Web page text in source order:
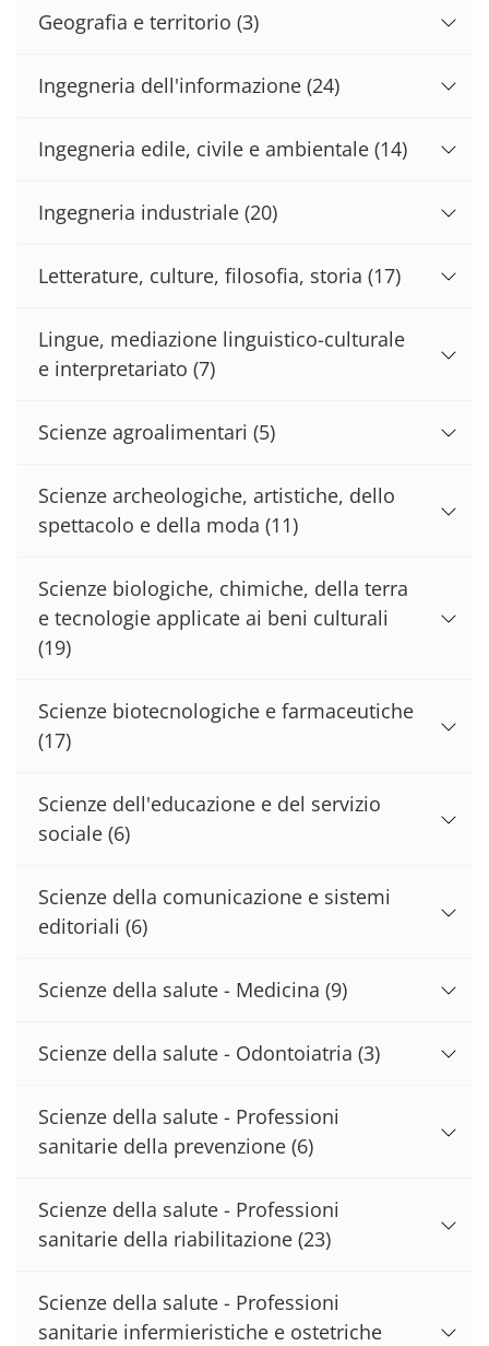
Geografia e territorio (3)
Ingegneria dell'informazione (24)
Ingegneria edile, civile e ambientale (14)
Ingegneria industriale (20)
Letterature, culture, filosofia, storia (17)
Lingue, mediazione linguistico-culturale
e interpretariato (7)
Scienze agroalimentari (5)
Scienze archeologiche, artistiche, dello
spettacolo e della moda (11)
Scienze biologiche, chimiche, della terra
e tecnologie applicate ai beni culturali
(19)
Scienze biotecnologiche e farmaceutiche
(17)
Scienze dell'educazione e del servizio
sociale (6)
Scienze della comunicazione e sistemi
editoriali (6)
Scienze della salute - Medicina (9)
Scienze della salute - Odontoiatria (3)
Scienze della salute - Professioni
sanitarie della prevenzione (6)
Scienze della salute - Professioni
sanitarie della riabilitazione (23)
Scienze della salute - Professioni
sanitarie infermieristiche e ostetriche